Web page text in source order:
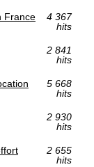
France
4 367
hits
2 841
hits
5 668
hits
2 930
hits
2 655
hits